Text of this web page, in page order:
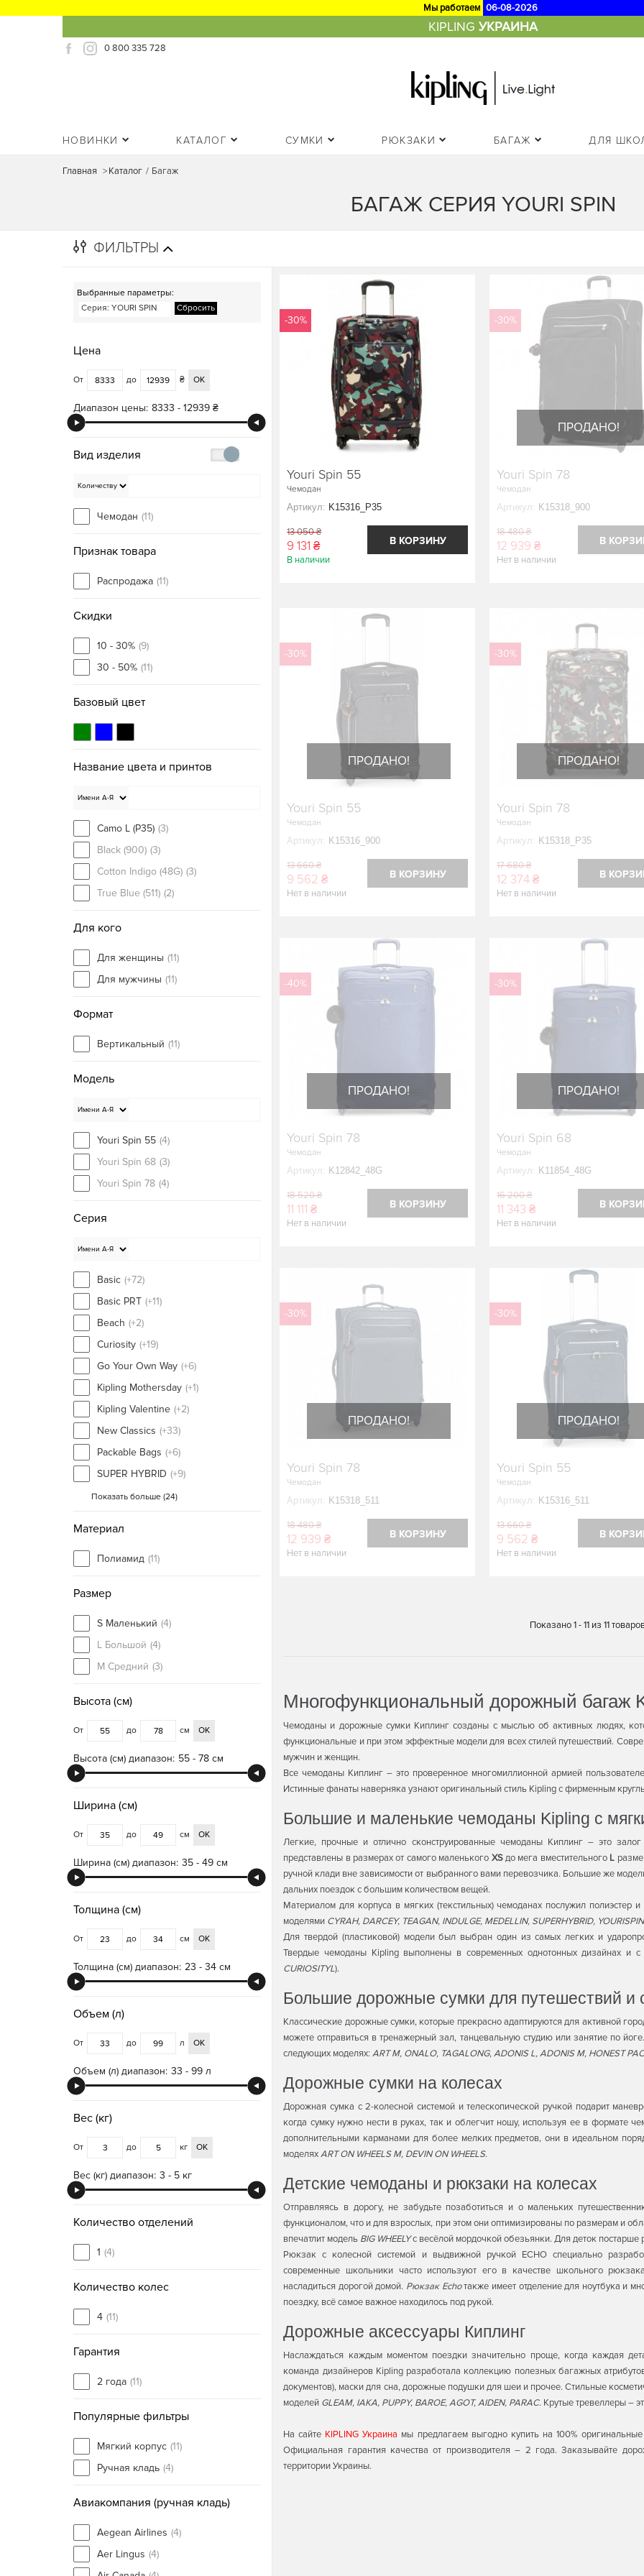
Мы работаем 06-08-2026
KIPLING УКРАИНА
0 800 335 728
НОВИНКИ КАТАЛОГ СУМКИ РЮКЗАКИ БАГАЖ ДЛЯ
Главная >Каталог / Багаж
БАГАЖ СЕРИЯ YOURI SPIN
ФИЛЬТРЫ
Выбранные параметры:
Серия: YOURI SPIN Сбросить
Цена
От до ₴ ОК
Диапазон цены: 8333 - 12939 ₴
Вид изделия
Чемодан (11)
Признак товара
Распродажа (11)
Скидки
10 - 30% (9)
30 - 50% (11)
Базовый цвет
Название цвета и принтов
Camo L (P35) (3)
Black (900) (3)
Cotton Indigo (48G) (3)
True Blue (511) (2)
Для кого
Для женщины (11)
Для мужчины (11)
Формат
Вертикальный (11)
Модель
Youri Spin 55 (4)
Youri Spin 68 (3)
Youri Spin 78 (4)
Серия
Basic (+72)
Basic PRT (+11)
Beach (+2)
Curiosity (+19)
Go Your Own Way (+6)
Kipling Mothersday (+1)
Kipling Valentine (+2)
New Classics (+33)
Packable Bags (+6)
SUPER HYBRID (+9)
Показать больше (24)
Материал
Полиамид (11)
Размер
S Маленький (4)
L Большой (4)
M Средний (3)
Высота (см)
От до см ОК
Высота (см) диапазон: 55 - 78 см
Ширина (см)
От до см ОК
Ширина (см) диапазон: 35 - 49 см
Толщина (см)
От до см ОК
Толщина (см) диапазон: 23 - 34 см
Объем (л)
От до л ОК
Объем (л) диапазон: 33 - 99 л
Вес (кг)
От до кг ОК
Вес (кг) диапазон: 3 - 5 кг
Количество отделений
1 (4)
Количество колес
4 (11)
Гарантия
2 года (11)
Популярные фильтры
Мягкий корпус (11)
Ручная кладь (4)
Авиакомпания (ручная кладь)
Aegean Airlines (4)
Aer Lingus (4)
-30%
Youri Spin 55
Чемодан
Артикул: K15316_P35
13 050 ₴
9 131 ₴
В наличии
В КОРЗИНУ
ПРОДАНО!
-30%
Youri Spin 78
Чемодан
Артикул: K15318_900
18 480 ₴
12 939 ₴
Нет в наличии
В
ПРОДАНО!
-30%
Youri Spin 55
Чемодан
Артикул: K15316_900
13 660 ₴
9 562 ₴
Нет в наличии
В КОРЗИНУ
ПРОДАНО!
-30%
Youri Spin 78
Чемодан
Артикул: K15318_P35
17 680 ₴
12 374 ₴
Нет в наличии
В
ПРОДАНО!
-40%
Youri Spin 78
Чемодан
Артикул: K12842_48G
18 520 ₴
11 111 ₴
Нет в наличии
В КОРЗИНУ
ПРОДАНО!
-30%
Youri Spin 68
Чемодан
Артикул: K11854_48G
16 200 ₴
11 343 ₴
Нет в наличии
В
ПРОДАНО!
-30%
Youri Spin 78
Чемодан
Артикул: K15318_511
18 480 ₴
12 939 ₴
Нет в наличии
В КОРЗИНУ
ПРОДАНО!
-30%
Youri Spin 55
Чемодан
Артикул: K15316_511
13 660 ₴
9 562 ₴
Нет в наличии
В
Показано 1 - 11 из 11
Многофункциональный дорожный багаж
Чемоданы и дорожные сумки Киплинг созданы с мыслью об активных людях,
функциональные и при этом эффектные модели для всех стилей путешествий.
мужчин и женщин.
Все чемоданы Киплинг – это проверенное многомиллионной армией
Истинные фанаты наверняка узнают оригинальный стиль Kipling с фирменным
Большие и маленькие чемоданы Kipling с
Легкие, прочные и отлично сконструированные чемоданы Киплинг – это
представлены в размерах от самого маленького XSдо мега вместительного L
ручной клади вне зависимости от выбранного вами перевозчика. Большие же
дальних поездок с большим количеством вещей.
Материалом для корпуса в мягких (текстильных) чемоданах послужил полиэстер
моделями CYRAH, DARCEY, TEAGAN, INDULGE, MEDELLIN, SUPERHYBRID, YOURISPIN
Для твердой (пластиковой) модели был выбран один из самых легких и
Твердые чемоданы Kipling выполнены в современных однотонных дизайнах и
CURIOSITYL).
Большие дорожные сумки для путешествий и
Классические дорожные сумки, которые прекрасно адаптируются для активной
можете отправиться в тренажерный зал, танцевальную студию или занятие по
следующих моделях:ART M, ONALO, TAGALONG, ADONIS L, ADONIS M, HONEST
Дорожные сумки на колесах
Дорожная сумка с 2-колесной системой и телескопической ручкой подарит
когда сумку нужно нести в руках, так и облегчит ношу, используя ее в формате
дополнительными карманами для более мелких предметов, они в идеальном
моделяхART ON WHEELS M, DEVIN ON WHEELS.
Детские чемоданы и рюкзаки на колесах
Отправляясь в дорогу, не забудьте позаботиться и о маленьких
функционалом, что и для взрослых, при этом они оптимизированы по размерам и
впечатлит модель BIG WHEELYс весёлой мордочкой обезьянки. Для деток постарше
Рюкзак с колесной системой и выдвижной ручкой ECHO специально
современные школьники часто используют его в качестве школьного
насладиться дорогой домой. Рюкзак Echoтакже имеет отделение для ноутбука и
поездку, всё самое важное находилось под рукой.
Дорожные аксессуары Киплинг
Наслаждаться каждым моментом поездки значительно проще, когда каждая
команда дизайнеров Kipling разработала коллекцию полезных багажных
документов), маски для сна, дорожные подушки для шеи и прочее. Стильные
моделей GLEAM, IAKA, PUPPY, BAROE, AGOT, AIDEN, PARAC. Крутые тревеллеры –
На сайте KIPLING Украина мы предлагаем выгодно купить на 100%
Официальная гарантия качества от производителя – 2 года. Заказывайте
территории Украины.